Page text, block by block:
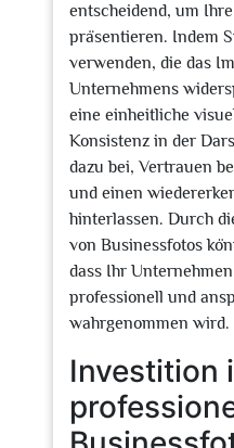
entscheidend, um
präsentieren. Indem
verwenden, die das
Unternehmens
eine einheitliche
Konsistenz in der
dazu bei, Vertrauen
und einen
hinterlassen. Durch
von Businessfotos
dass Ihr
professionell und
wahrgenommen wird.
Investition